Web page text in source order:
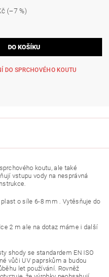
(–7 %)
DO SPRCHOVÉHO KOUTU
koutu, ale také
vstupu vody na nesprávná
o síle 6-8 mm . Vytěsňuje do
2 m ale na dotaz máme i další
shody se standardem EN ISO
vůči UV paprskům a budou
let používání. Rovněž